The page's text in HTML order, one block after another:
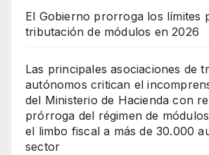
El Gobierno prorroga los límites
tributación de módulos en 2026
Las principales asociaciones de
autónomos critican el
del Ministerio de Hacienda con
prórroga del régimen de
el limbo fiscal a más de 30.000
sector